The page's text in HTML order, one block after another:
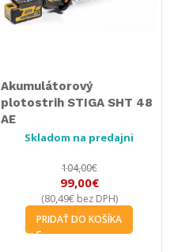
Akumulátorový
plotostrih STIGA SHT 48
AE
Skladom na predajni
104,00€
99,00€
(80,49€bez DPH)
PRIDAŤ DO KOŠÍKA